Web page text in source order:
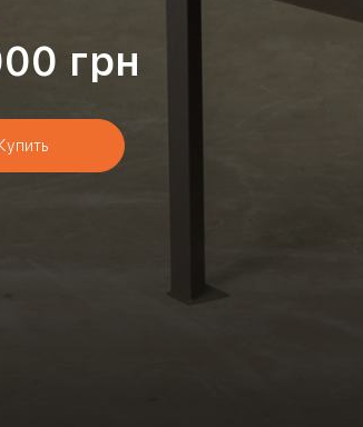
грн